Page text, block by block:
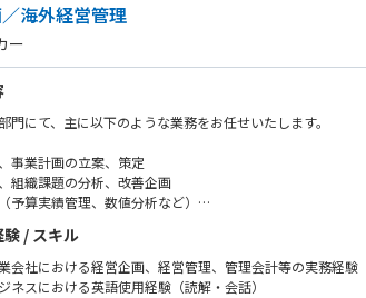
のために情報ツールを積極的に活用できる方
海外経営管理
ー
門にて、主に以下のような業務をお任せいたします。
事業計画の立案、策定
組織課題の分析、改善企画
予算実績管理、数値分析など）
プ会社の経営管理、事業管理
事項 等
/ スキル
業会社における経営企画、経営管理、管理会計等の実務経験
ネスにおける英語使用経験（読解・会話）